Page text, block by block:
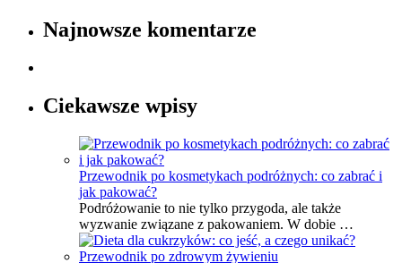
Najnowsze komentarze
Ciekawsze wpisy
Przewodnik po kosmetykach podróżnych: co zabrać i
jak pakować?
Podróżowanie to nie tylko przygoda, ale także
wyzwanie związane z pakowaniem. W dobie …